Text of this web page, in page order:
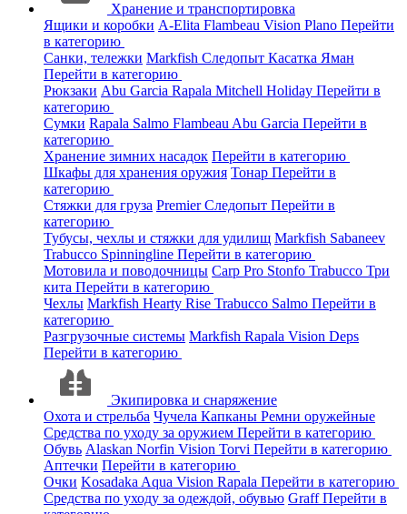
Хранение и транспортировка
Ящики и коробки A-Elita Flambeau Vision Plano Перейти
в категорию
Санки, тележки Markfish Следопыт Касатка Яман
Перейти в категорию
Рюкзаки Abu Garcia Rapala Mitchell Holiday Перейти в
категорию
Сумки Rapala Salmo Flambeau Abu Garcia Перейти в
категорию
Хранение зимних насадок Перейти в категорию
Шкафы для хранения оружия Тонар Перейти в
категорию
Стяжки для груза PremierСледопыт Перейти в
категорию
Тубусы, чехлы и стяжки для удилищ Markfish Sabaneev
Trabucco Spinningline Перейти в категорию
Мотовила и поводочницы Carp Pro Stonfo Trabucco Три
кита Перейти в категорию
Чехлы Markfish Hearty Rise Trabucco Salmo Перейти в
категорию
Разгрузочные системы Markfish Rapala Vision Deps
Перейти в категорию
Экипировка и снаряжение
Охота и стрельба Чучела Капканы Ремни оружейные
Средства по уходу за оружием Перейти в категорию
Обувь Alaskan Norfin Vision Torvi Перейти в категорию
Аптечки Перейти в категорию
Очки Kosadaka Aqua Vision Rapala Перейти в категорию
Средства по уходу за одеждой, обувью GraffПерейти в